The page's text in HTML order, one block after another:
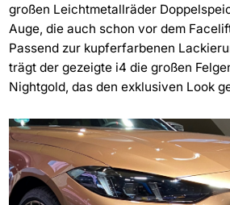
großen Leichtmetallräder
Auge, die auch schon vor dem
Passend zur kupferfarbenen
trägt der gezeigte i4 die großen
Nightgold, das den exklusiven Look